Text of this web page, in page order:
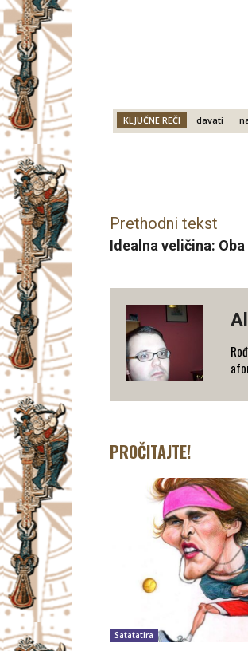
KLJUČNE REČI davati
Prethodni tekst
Idealna veličina:
PROČITAJTE!
Satatatira